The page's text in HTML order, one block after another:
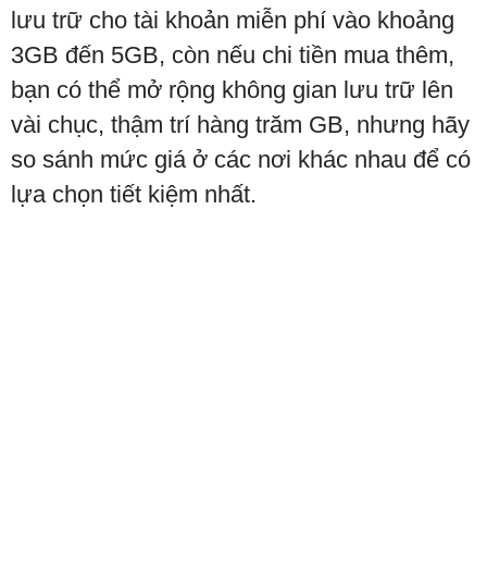
lưu trữ cho tài khoản miễn phí vào khoảng
3GB đến 5GB, còn nếu chi tiền mua thêm,
bạn có thể mở rộng không gian lưu trữ lên
vài chục, thậm trí hàng trăm GB, nhưng hãy
so sánh mức giá ở các nơi khác nhau để có
lựa chọn tiết kiệm nhất.